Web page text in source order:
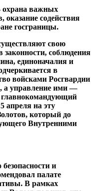
охрана важных
оказание содействия
госграницы.
свою
законности, соблюдения
единоначалия и
в
войсками Росгвардии
а управление ими —
апреля на эту
который до
Внутренними
и
палате
В рамках